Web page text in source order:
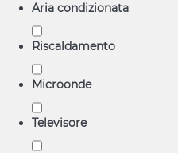
Aria condizionata
Riscaldamento
Microonde
Televisore